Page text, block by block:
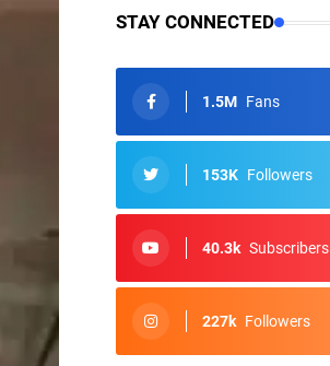
STAY CONNECTED
1.5M Fans
153K Followers
40.3k Subscribers
227k Followers